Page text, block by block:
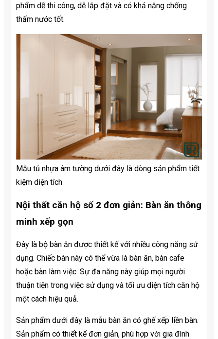
phẩm dễ thi công, dễ lắp đặt và có khả năng chống
thấm nước tốt.
Mẫu tủ nhựa âm tường dưới đây là dòng sản phẩm tiết
kiệm diện tích
Nội thất căn hộ số 2 đơn giản: Bàn ăn thông
minh xếp gọn
Đây là bộ bàn ăn được thiết kế với nhiều công năng sử
dụng. Chiếc bàn này có thể vừa là bàn ăn, bàn cafe
hoặc bàn làm việc. Sự đa năng này giúp mọi người
thuận tiện trong việc sử dụng và tối ưu diện tích căn hộ
một cách hiệu quả.
Sản phẩm dưới đây là mẫu bàn ăn có ghế xếp liền bàn.
Sản phẩm có thiết kế đơn giản, phù hợp với gia đình